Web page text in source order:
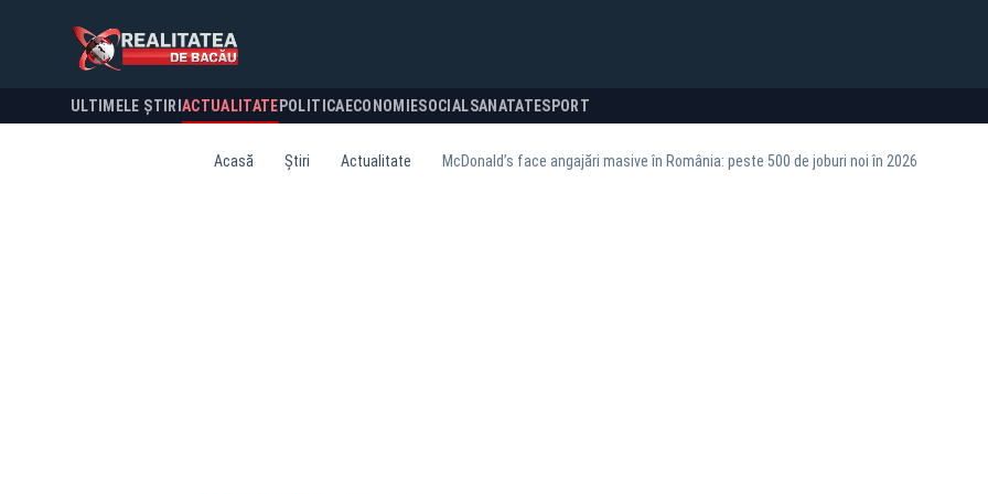
ULTIMELE ȘTIRI ACTUALITATE POLITICA ECONOMIESOCIALSANATATESPORT
Acasă Știri Actualitate McDonald’s face angajări masive în România: peste 500 de joburi noi în 2026